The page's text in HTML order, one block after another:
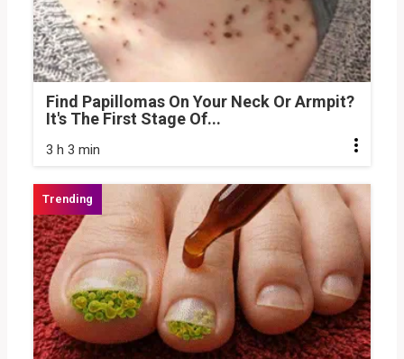
Find Papillomas On Your Neck Or Armpit?
It's The First Stage Of...
3 h 3 min